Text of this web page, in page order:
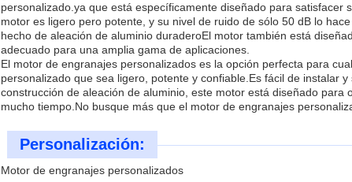
personalizado.ya que está específicamente diseñado para satisfacer
motor es ligero pero potente, y su nivel de ruido de sólo 50 dB lo
hecho de aleación de aluminio duraderoEl motor también está
adecuado para una amplia gama de aplicaciones.
El motor de engranajes personalizados es la opción perfecta para
personalizado que sea ligero, potente y confiable.Es fácil de instalar
construcción de aleación de aluminio, este motor está diseñado
mucho tiempo.No busque más que el motor de engranajes
Personalización:
Motor de engranajes personalizados